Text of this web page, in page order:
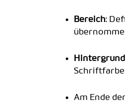
Bereich:
Schriftfarbe
Am Ende